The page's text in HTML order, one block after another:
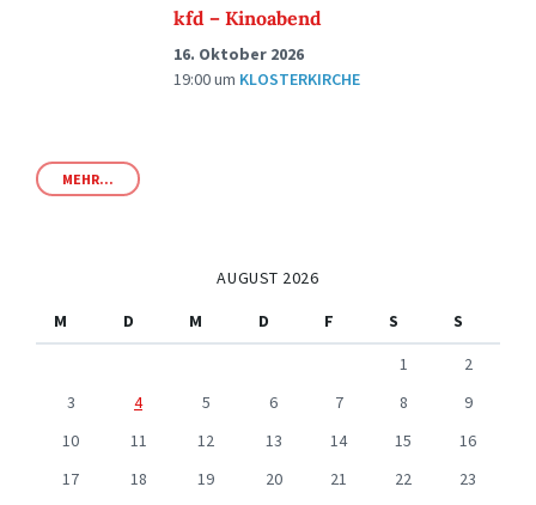
kfd – Kinoabend
16. Oktober 2026
19:00um KLOSTERKIRCHE
MEHR...
AUGUST 2026
M
D M D F S
S
1
2
3
4 5 6 7 8
9
10
11 12 13 14 15
16
17
18 19 20 21 22
23